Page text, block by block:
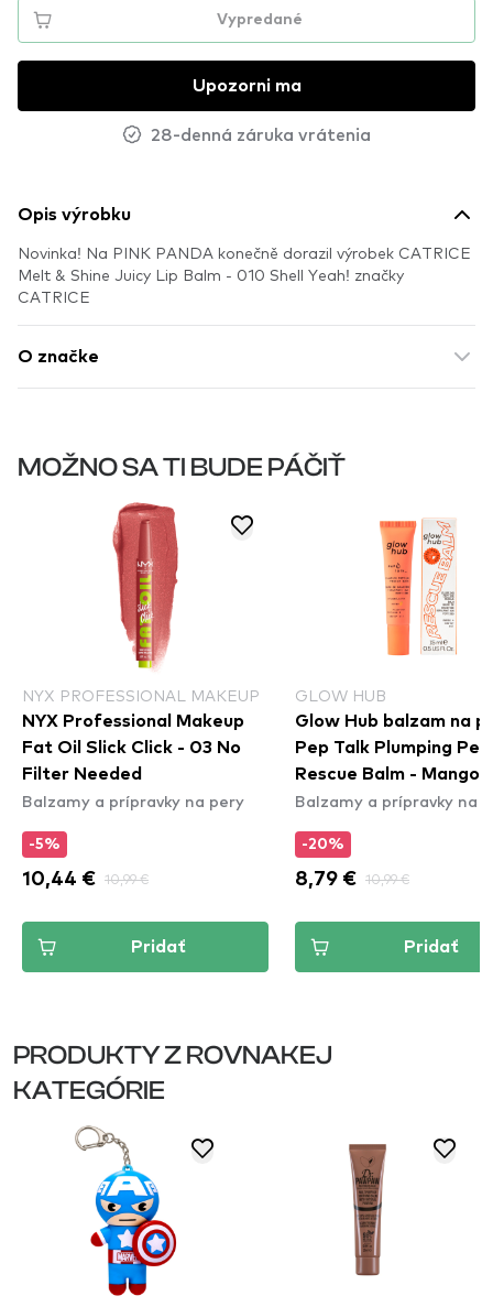
Vypredané
Upozorni ma
28-denná záruka vrátenia
Opis výrobku
Novinka! Na PINK PANDA konečně dorazil výrobek CATRICE
Melt & Shine Juicy Lip Balm - 010 Shell Yeah! značky
CATRICE
O značke
MOŽNO SA TI BUDE PÁČIŤ
NYX PROFESSIONAL MAKEUP
NYX Professional Makeup
Fat Oil Slick Click - 03 No
Filter Needed
Balzamy a prípravky na pery
-5%
10,44 € 10,99 €
Pridať
GLOW HUB
Glow Hub balzam na
Pep Talk Plumping
Rescue Balm - Mango
Balzamy a prípravky na
-20%
8,79 € 10,99 €
Pridať
PRODUKTY Z ROVNAKEJ
KATEGÓRIE